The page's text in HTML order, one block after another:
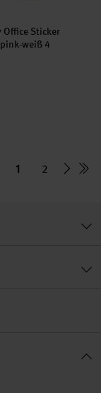
Office Sticker
weiß 4
1 2